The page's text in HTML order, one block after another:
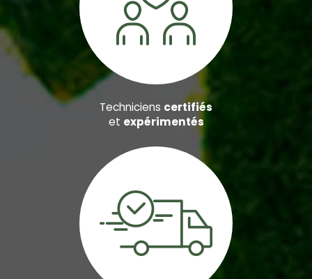
Techniciens certifiés
et expérimentés